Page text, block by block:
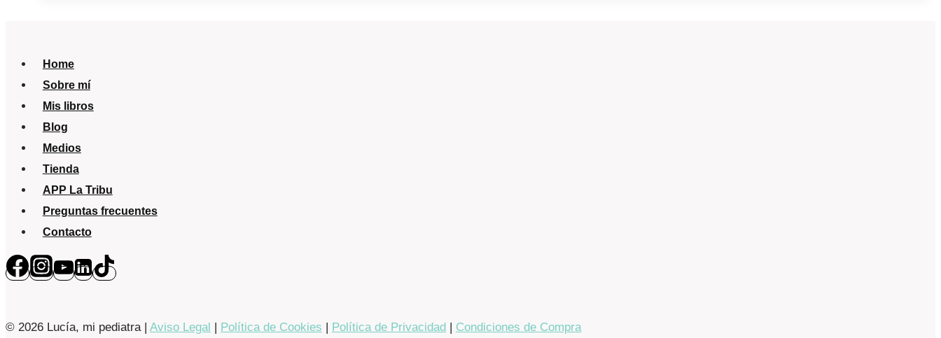
Home
Sobre mí
Mis libros
Blog
Medios
Tienda
APP La Tribu
Preguntas frecuentes
Contacto
© 2026 Lucía, mi pediatra | Aviso Legal | Política de Cookies | Política de Privacidad | Condiciones de Compra